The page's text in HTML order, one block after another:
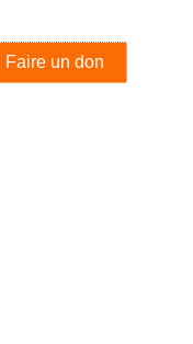
Faire un don